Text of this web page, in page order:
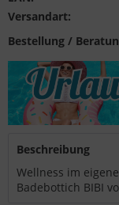
Versandart:
Bestellung /
Beschreibung
Wellness im
Badebottich BIBI